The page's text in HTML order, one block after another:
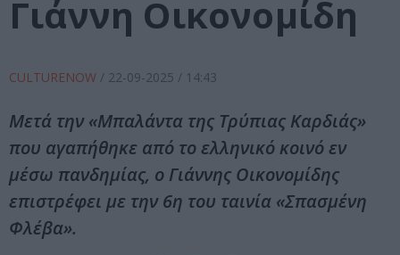
Γιάννη Οικονομίδη
CULTURENOW / 22-09-2025 / 14:43
Μετά την «Μπαλάντα της Τρύπιας Καρδιάς»
που αγαπήθηκε από το ελληνικό κοινό εν
μέσω πανδημίας, ο Γιάννης Οικονομίδης
επιστρέφει με την 6η του ταινία «Σπασμένη
Φλέβα».